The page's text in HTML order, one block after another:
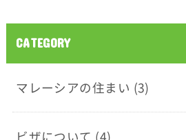
CATEGORY
マレーシアの住まい (3)
ビザについて (4)